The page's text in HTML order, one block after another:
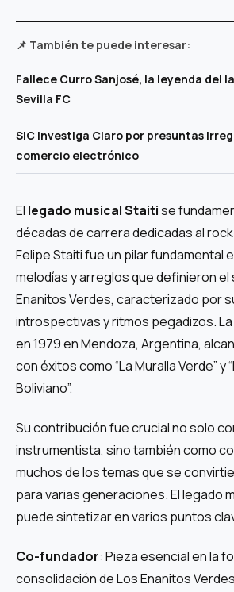
📌 También te puede interesar:
Fallece Curro Sanjosé, la leyenda del
Sevilla FC
SIC investiga Claro por presuntas
comercio electrónico
El legado musical Staitise
décadas de carrera dedicadas al
Felipe Staiti fue un pilar fundamental
melodías y arreglos que definieron el
Enanitos Verdes, caracterizado por
introspectivas y ritmos pegadizos.
en 1979 en Mendoza, Argentina,
con éxitos como “La Muralla Verde” y
Boliviano”.
Su contribución fue crucial no solo
instrumentista, sino también como
muchos de los temas que se
para varias generaciones. El legado
puede sintetizar en varios puntos
Co-fundador: Pieza esencial en la
consolidación de Los Enanitos